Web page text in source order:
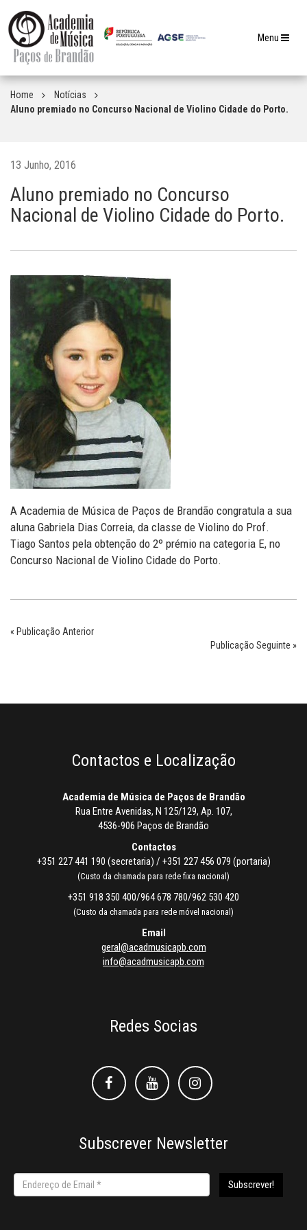
Toggle
Menu
Home
Notícias
Aluno premiado no Concurso Nacional de Violino Cidade do Porto.
13 Junho, 2016
Aluno premiado no Concurso
Nacional de Violino Cidade do Porto.
A Academia de Música de Paços de Brandão congratula a sua
aluna Gabriela Dias Correia, da classe de Violino do Prof.
Tiago Santos pela obtenção do 2º prémio na categoria E, no
Concurso Nacional de Violino Cidade do Porto.
« Publicação Anterior
Publicação Seguinte »
Contactos e Localização
Academia de Música de Paços de Brandão
Rua Entre Avenidas, N 125/129, Ap. 107,
4536-906 Paços de Brandão
Contactos
+351 227 441 190 (secretaria) / +351 227 456 079 (portaria)
(Custo da chamada para rede fixa nacional)
+351 918 350 400/964 678 780/962 530 420
(Custo da chamada para rede móvel nacional)
Email
geral@acadmusicapb.com
info@acadmusicapb.com
Redes Socias
FacebookFacebookInstagram
Subscrever Newsletter